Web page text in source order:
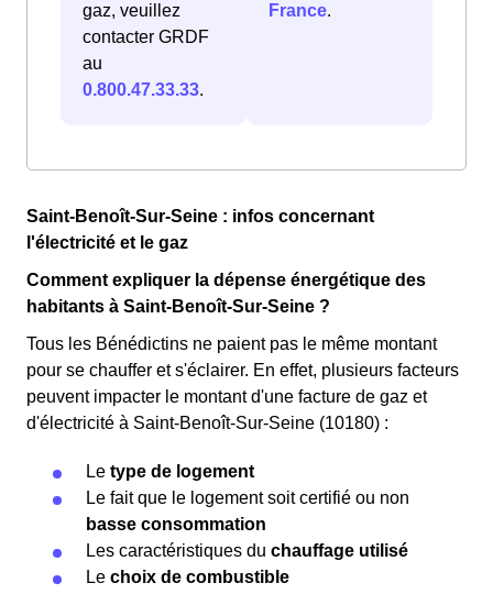
gaz, veuillez
contacter GRDF
au
0.800.47.33.33.
France.
Saint-Benoît-Sur-Seine : infos concernant
l'électricité et le gaz
Comment expliquer la dépense énergétique des
habitants à Saint-Benoît-Sur-Seine ?
Tous les Bénédictins ne paient pas le même montant
pour se chauffer et s'éclairer. En effet, plusieurs facteurs
peuvent impacter le montant d'une facture de gaz et
d'électricité à Saint-Benoît-Sur-Seine (10180) :
Le type de logement
Le fait que le logement soit certifié ou non
basse consommation
Les caractéristiques du chauffage utilisé
Le choix de combustible